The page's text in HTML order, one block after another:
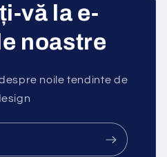
vă la e-
noastre
noile tendinte de